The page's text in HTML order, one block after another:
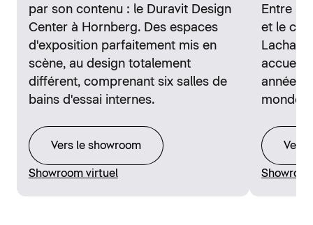
par son contenu : le Duravit Design
Center à Hornberg. Des espaces
d'exposition parfaitement mis en
scène, au design totalement
différent, comprenant six salles de
bains d'essai internes.
Vers le showroom
Showroom virtuel
Entre la
et le
années
monde
Vers